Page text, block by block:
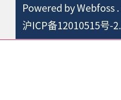
Powered byWebfoss.
沪ICP备12010515号-2.